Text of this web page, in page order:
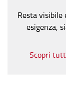
Resta visibile
esigenza,
Scopri